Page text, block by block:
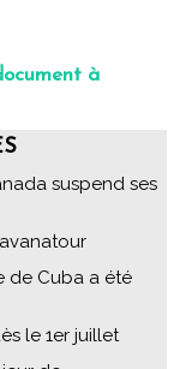
à
suspend ses
de Cuba a été
le 1er juillet